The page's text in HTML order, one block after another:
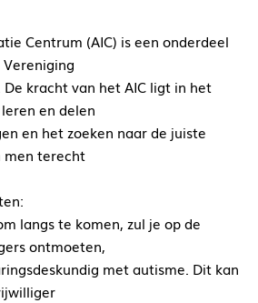
Centrum (AIC) is een onderdeel
kracht van het AIC ligt in het
en delen
en het zoeken naar de juiste
men terecht
langs te komen, zul je op de
ontmoeten,
met autisme. Dit kan